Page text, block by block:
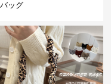
ッグ